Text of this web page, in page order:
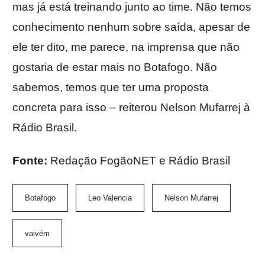
mas já está treinando junto ao time. Não temos
conhecimento nenhum sobre saída, apesar de
ele ter dito, me parece, na imprensa que não
gostaria de estar mais no Botafogo. Não
sabemos, temos que ter uma proposta
concreta para isso – reiterou Nelson Mufarrej à
Rádio Brasil.
Fonte: Redação FogãoNET e Rádio Brasil
Botafogo Leo Valencia Nelson Mufarrej
vaivém